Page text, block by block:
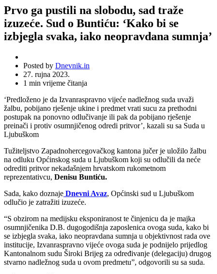
Prvo ga pustili na slobodu, sad traže
izuzeće. Sud o Buntiću: ‘Kako bi se
izbjegla svaka, iako neopravdana sumnja’
Posted by Dnevnik.in
27. rujna 2023.
1 min vrijeme čitanja
‘Predloženo je da Izvanraspravno vijeće nadležnog suda uvaži
žalbu, pobijano rješenje ukine i predmet vrati sucu za prethodni
postupak na ponovno odlučivanje ili pak da pobijano rješenje
preinači i protiv osumnjičenog odredi pritvor’, kazali su sa Suda u
Ljubuškom
Tužiteljstvo Zapadnohercegovačkog kantona jučer je uložilo žalbu
na odluku Općinskog suda u Ljubuškom koji su odlučili da neće
odrediti pritvor nekadašnjem hrvatskom rukometnom
reprezentativcu, Denisu Buntiću.
Sada, kako doznaje Dnevni Avaz, Općinski sud u Ljubuškom
odlučio je zatražiti izuzeće.
“S obzirom na medijsku eksponiranost te činjenicu da je majka
osumnjičenika D.B. dugogodišnja zaposlenica ovoga suda, kako bi
se izbjegla svaka, iako neopravdana sumnja u objektivnost rada ove
institucije, Izvanraspravno vijeće ovoga suda je podnijelo prijedlog
Kantonalnom sudu Široki Brijeg za određivanje (delegaciju) drugog
stvarno nadležnog suda u ovom predmetu”, odgovorili su sa suda.